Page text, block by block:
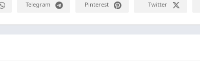
Twitter
Pinterest
Telegram